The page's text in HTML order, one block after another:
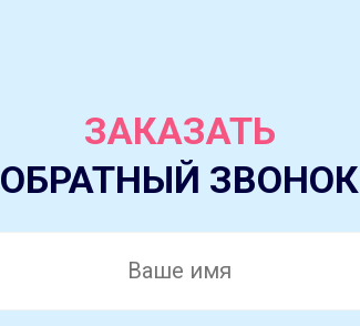
ЗАКАЗАТЬ
ОБРАТНЫЙ ЗВОНОК